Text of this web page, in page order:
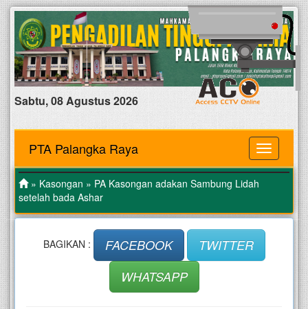
Sabtu, 08 Agustus 2026
MENU
PTA Palangka Raya
» Kasongan » PA Kasongan adakan Sambung Lidah
setelah bada Ashar
BAGIKAN : FACEBOOK
TWITTER
WHATSAPP